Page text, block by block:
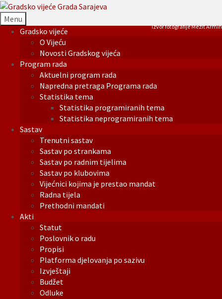
Menu
Gradsko vijeće
O Vijeću
Novosti Gradskog vijeća
Program rada
Aktuelni program rada
Napredna pretraga Programa rada
Statistika tema
Statistika programiranih tema
Statistika neprogramiranih tema
Sastav
Trenutni sastav
Sastav po strankama
Sastav po radnim tijelima
Sastav po klubovima
Vijećnici kojima je prestao mandat
Radna tijela
Prethodni mandati
Akti
Statut
Poslovnik o radu
Propisi
Platforma djelovanja po sazivu
Izvještaji
Budžet
Odluke
Izvor fotografije Mezit Armin